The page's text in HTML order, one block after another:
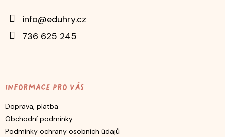
info@eduhry.cz
736 625 245
Informace pro vás
Doprava, platba
Obchodní podmínky
Podmínky ochrany osobních údajů